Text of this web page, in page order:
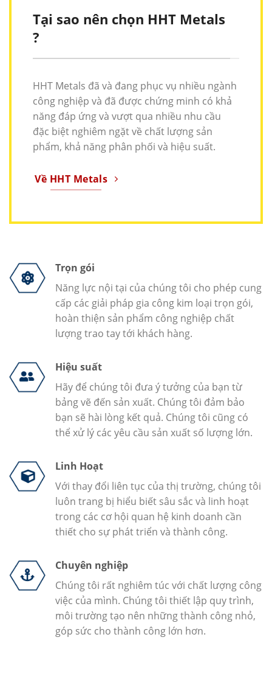
Tại sao nên chọn HHT Metals
?
HHT Metals đã và đang phục vụ nhiều ngành
công nghiệp và đã được chứng minh có khả
năng đáp ứng và vượt qua nhiều nhu cầu
đặc biệt nghiêm ngặt về chất lượng sản
phẩm, khả năng phân phối và hiệu suất.
Về HHT Metals
Trọn gói
Năng lực nội tại của chúng tôi cho phép cung
cấp các giải pháp gia công kim loại trọn gói,
hoàn thiện sản phẩm công nghiệp chất
lượng trao tay tới khách hàng.
Hiệu suất
Hãy để chúng tôi đưa ý tưởng của bạn từ
bảng vẽ đến sản xuất. Chúng tôi đảm bảo
bạn sẽ hài lòng kết quả. Chúng tôi cũng có
thể xử lý các yêu cầu sản xuất số lượng lớn.
Linh Hoạt
Với thay đổi liên tục của thị trường, chúng tôi
luôn trang bị hiểu biết sâu sắc và linh hoạt
trong các cơ hội quan hệ kinh doanh cần
thiết cho sự phát triển và thành công.
Chuyên nghiệp
Chúng tôi rất nghiêm túc với chất lượng công
việc của mình. Chúng tôi thiết lập quy trình,
môi trường tạo nên những thành công nhỏ,
góp sức cho thành công lớn hơn.